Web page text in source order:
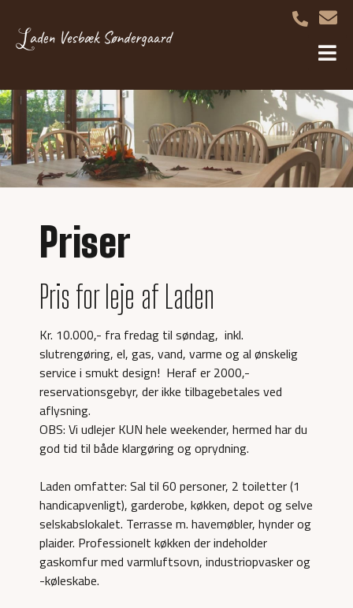
Priser
Pris for leje af Laden
Kr. 10.000,- fra fredag til søndag, inkl.
slutrengøring, el, gas, vand, varme og al ønskelig
service i smukt design! Heraf er 2000,-
reservationsgebyr, der ikke tilbagebetales ved
aflysning.
OBS: Vi udlejer KUN hele weekender, hermed har du
god tid til både klargøring og oprydning.
Laden omfatter: Sal til 60 personer, 2 toiletter (1
handicapvenligt), garderobe, køkken, depot og selve
selskabslokalet. Terrasse m. havemøbler, hynder og
plaider. Professionelt køkken der indeholder
gaskomfur med varmluftsovn, industriopvasker og
-køleskabe.